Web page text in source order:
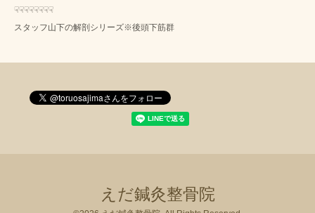
☟☟☟☟☟☟☟☟
スタッフ山下の解剖シリーズ※後頭下筋群
えだ鍼灸整骨院